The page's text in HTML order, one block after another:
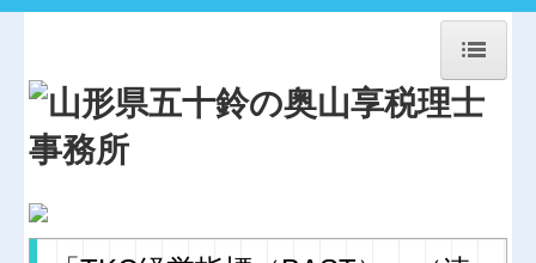
HOME
事務所紹介
経営理念